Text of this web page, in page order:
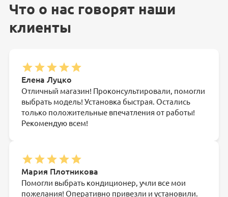
Что о нас говорят наши
клиенты
Елена Луцко
Отличный магазин! Проконсультировали, помогли
выбрать модель! Установка быстрая. Остались
только положительные впечатления от работы!
Рекомендую всем!
Мария Плотникова
Помогли выбрать кондиционер, учли все мои
пожелания! Оперативно привезли и установили.